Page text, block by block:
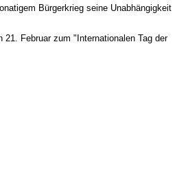
Bürgerkrieg seine Unabhängigkeit
Februar zum "Internationalen Tag der